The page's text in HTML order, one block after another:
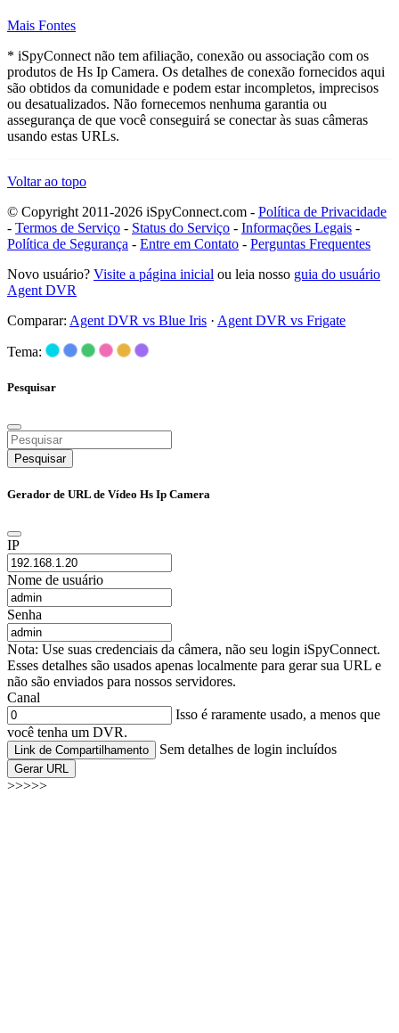
Mais Fontes
* iSpyConnect não tem afiliação, conexão ou associação com os
produtos de Hs Ip Camera. Os detalhes de conexão fornecidos aqui
são obtidos da comunidade e podem estar incompletos, imprecisos
ou desatualizados. Não fornecemos nenhuma garantia ou
assegurança de que você conseguirá se conectar às suas câmeras
usando estas URLs.
Voltar ao topo
© Copyright 2011-2026 iSpyConnect.com - Política de Privacidade
- Termos de Serviço - Status do Serviço - Informações Legais -
Política de Segurança - Entre em Contato - Perguntas Frequentes
Novo usuário? Visite a página inicial ou leia nosso guia do usuário
Agent DVR
Comparar: Agent DVR vs Blue Iris · Agent DVR vs Frigate
Tema:
Pesquisar
Pesquisar
Gerador de URL de Vídeo Hs Ip Camera
IP
Nome de usuário
Senha
Nota: Use suas credenciais da câmera, não seu login iSpyConnect.
Esses detalhes são usados apenas localmente para gerar sua URL e
não são enviados para nossos servidores.
Canal
Isso é raramente usado, a menos que
você tenha um DVR.
Link de Compartilhamento Sem detalhes de login incluídos
Gerar URL
>>>>>